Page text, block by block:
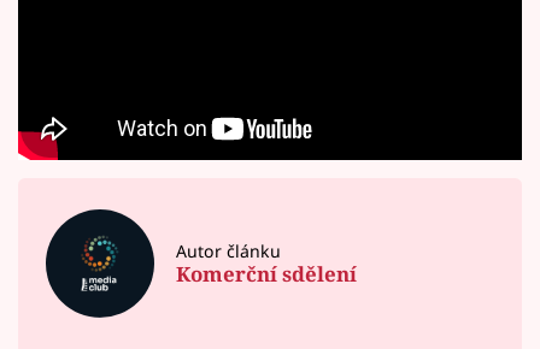
Autor článku
Komerční sdělení